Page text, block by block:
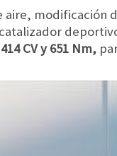
aire, modificación
CV y 651 Nm,